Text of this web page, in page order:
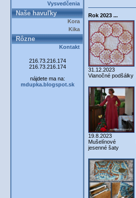
Vysvedčenia
Naše havuľky
Kora
Kika
Rôzne
Kontakt
216.73.216.174
216.73.216.174
nájdete ma na:
mdupka.blogspot.sk
Rok 2023 ...
31.12.2023
Vianočné podšálky
19.8.2023
Mušelínové
jesenné šaty